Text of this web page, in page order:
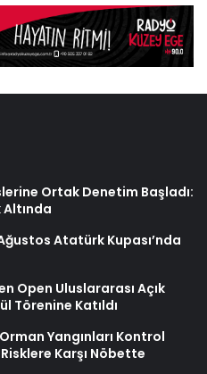
Ortak Denetim Başladı:
Atatürk Kupası’nda
Open Uluslararası Açık
Törenine Katıldı
Yangınları Kontrol
Risklere Karşı Nöbette